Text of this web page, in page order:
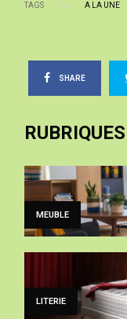
TAGS A LA UNE
SHARE
RUBRIQUES
MEUBLE
LITERIE